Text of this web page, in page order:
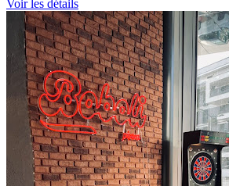
Voir les détails